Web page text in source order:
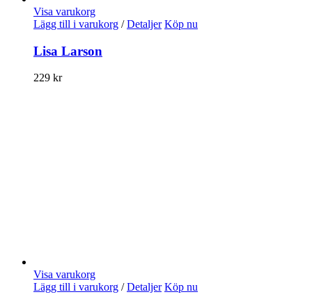
Visa varukorg
Lägg till i varukorg / Detaljer Köp nu
Lisa Larson
229 kr
Visa varukorg
Lägg till i varukorg / Detaljer Köp nu